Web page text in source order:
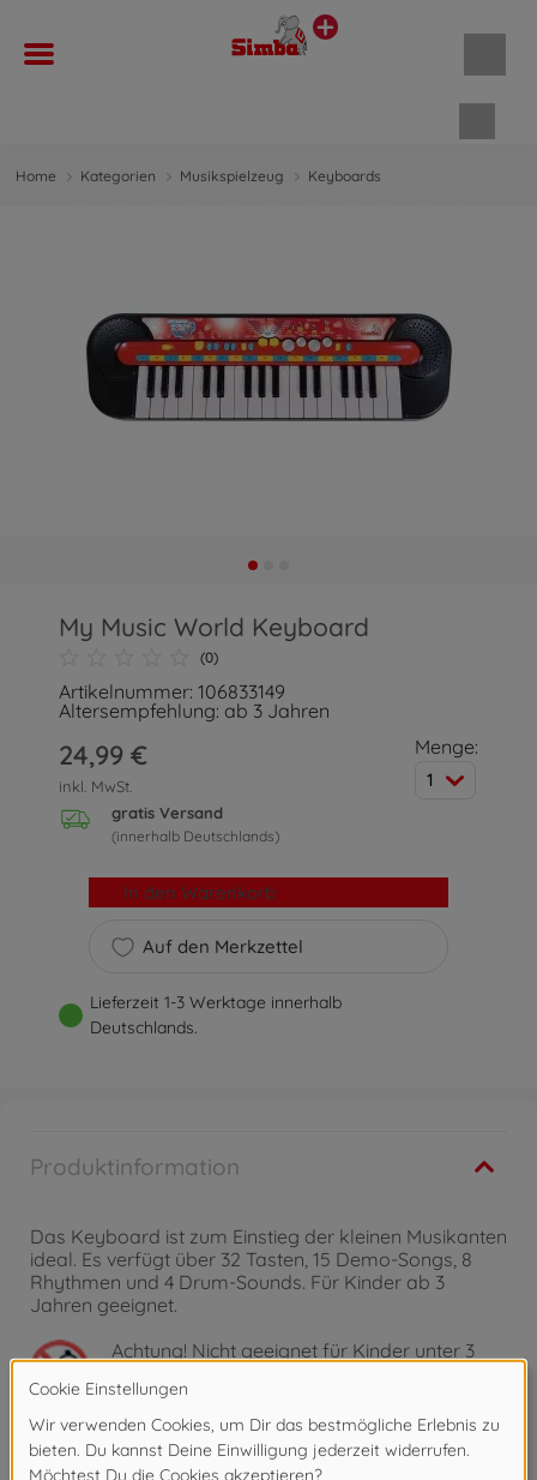
Home Kategorien Musikspielzeug Keyboards
My Music World Keyboard
(0)
Artikelnummer: 106833149
Altersempfehlung: ab 3 Jahren
24,99 €
inkl. MwSt.
gratis Versand
(innerhalb Deutschlands)
Menge:
1
Auf den Merkzettel
In den Warenkorb
Lieferzeit 1-3 Werktage innerhalb
Deutschlands.
Produktinformation
Das Keyboard ist zum Einstieg der kleinen Musikanten
ideal. Es verfügt über 32 Tasten, 15 Demo-Songs, 8
Rhythmen und 4 Drum-Sounds. Für Kinder ab 3
Jahren geeignet.
Achtung! Nicht geeignet für Kinder unter 3